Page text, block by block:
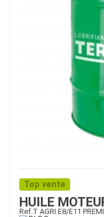
Top vente
HUILE
Ref.T AGRI E8/E11